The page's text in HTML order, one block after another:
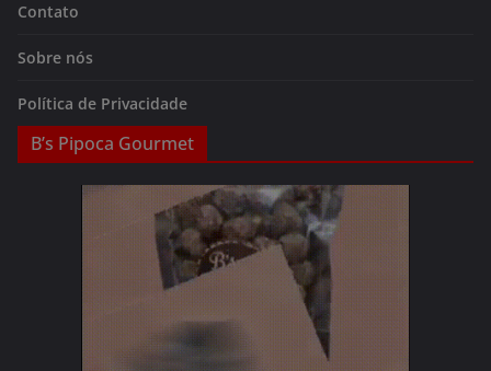
Contato
Sobre nós
Política de Privacidade
B’s Pipoca Gourmet